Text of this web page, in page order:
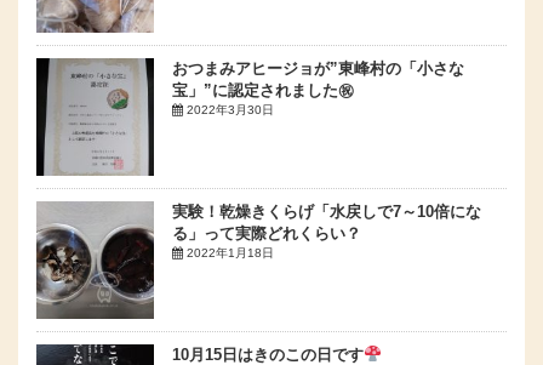
おつまみアヒージョが”東峰村の「小さな
宝」”に認定されました㊗
2022年3月30日
実験！乾燥きくらげ「水戻しで7～10倍にな
る」って実際どれくらい？
2022年1月18日
10月15日はきのこの日です